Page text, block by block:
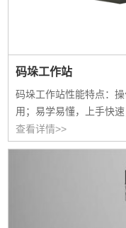
码垛工作站
码垛工作站性能特点：
用；易学易懂，上手快
积小，灵活可移动；安
查看详情>>